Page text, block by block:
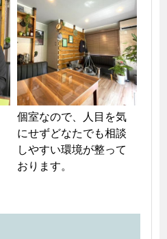
個室なので、人目を気
にせずどなたでも相談
しやすい環境が整って
おります。